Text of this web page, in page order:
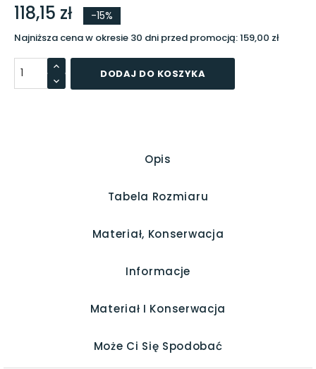
118,15 zł -15%
Najniższa cena w okresie 30 dni przed promocją:159,00 zł
DODAJ DO KOSZYKA
Opis
Tabela Rozmiaru
Materiał, Konserwacja
Informacje
Materiał I Konserwacja
Może Ci Się Spodobać